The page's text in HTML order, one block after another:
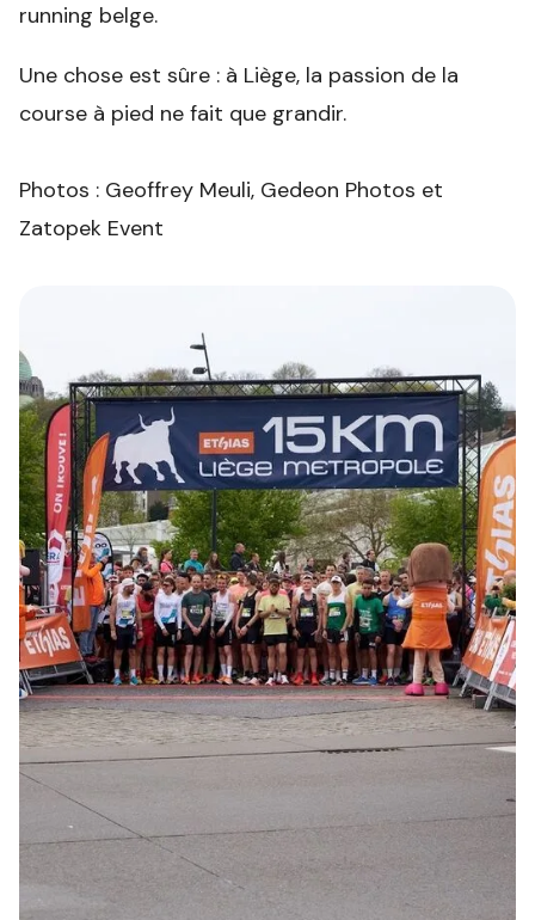
running belge.
Une chose est sûre : à Liège, la passion de la
course à pied ne fait que grandir.
Photos : Geoffrey Meuli, Gedeon Photos et
Zatopek Event